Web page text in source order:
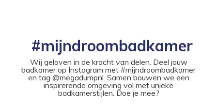
#mijndroombadkamer
Wij geloven in de kracht van delen. Deel jouw
badkamer op Instagram met #mijndroombadkamer
en tag @megadumpnl. Samen bouwen we een
inspirerende omgeving vol met unieke
badkamerstijlen. Doe je mee?